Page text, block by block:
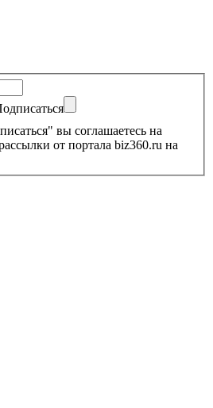
вы соглашаетесь на
от портала biz360.ru на